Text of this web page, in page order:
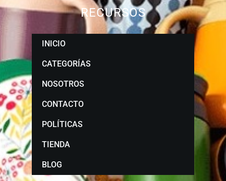
RECURSOS
INICIO
CATEGORÍAS
NOSOTROS
CONTACTO
POLÍTICAS
TIENDA
BLOG